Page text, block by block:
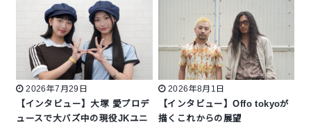
2026年7月29日
【インタビュー】大塚 愛プロデ
ュースで大バズ中の現役JKユニ
2026年8月1日
【インタビュー】Offo tokyoが
描くこれからの展望